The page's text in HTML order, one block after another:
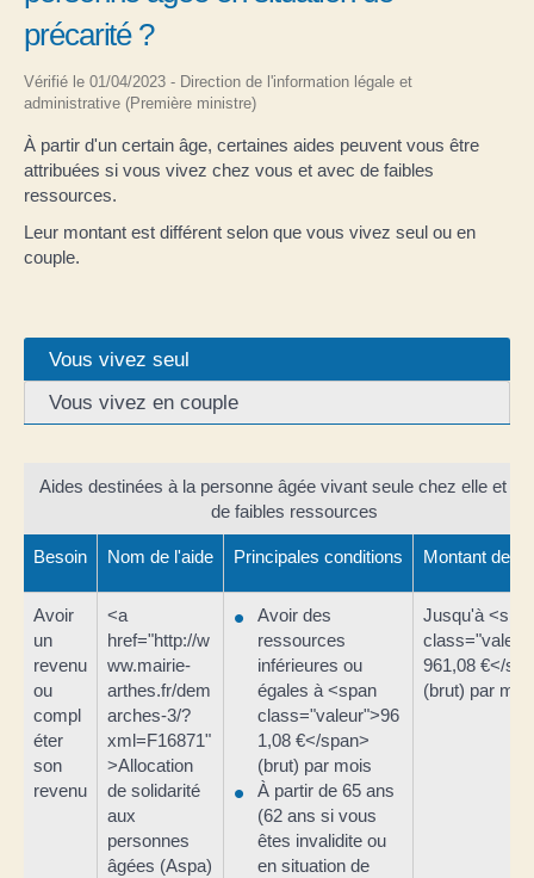
précarité ?
Vérifié le 01/04/2023 - Direction de l'information légale et
administrative (Première ministre)
À partir d'un certain âge, certaines aides peuvent vous être
attribuées si vous vivez chez vous et avec de faibles
ressources.
Leur montant est différent selon que vous vivez seul ou en
couple.
Vous vivez seul
Vous vivez en couple
Aides destinées à la personne âgée vivant seule chez elle et
de faibles ressources
Besoin Nom de l'aide Principales conditions Montant de
Avoir
un
revenu
ou
compl
éter
son
revenu
<a
href="http://w
ww.mairie-
arthes.fr/dem
arches-3/?
xml=F16871"
>Allocation
de solidarité
aux
personnes
âgées (Aspa)
Avoir des
ressources
inférieures ou
égales à <span
class="valeur">96
1,08 €</span>
(brut) par mois
À partir de 65 ans
(62 ans si vous
êtes invalidite ou
en situation de
Jusqu'à
961,08 €</
(brut) par